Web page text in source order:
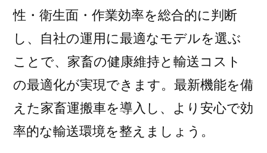
性・衛生面・作業効率を総合的に判断
し、自社の運用に最適なモデルを選ぶ
ことで、家畜の健康維持と輸送コスト
の最適化が実現できます。最新機能を備
えた家畜運搬車を導入し、より安心で効
率的な輸送環境を整えましょう。